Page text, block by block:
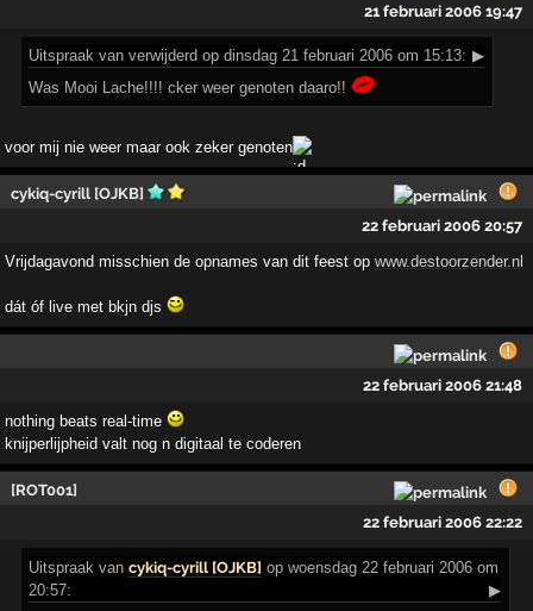
21 februari 2006 19:47
Uitspraak van verwijderd op dinsdag 21 februari 2006 om 15:13: ▶
Was Mooi Lache!!!! cker weer genoten daaro!!
voor mij nie weer maar ook zeker genoten
cykiq-cyrill [OJKB]
22 februari 2006 20:57
Vrijdagavond misschien de opnames van dit feest op www.destoorzender.nl
dát óf live met bkjn djs
22 februari 2006 21:48
nothing beats real-time
knijperlijpheid valt nog n digitaal te coderen
[ROT001]
22 februari 2006 22:22
Uitspraak vancykiq-cyrill [OJKB] op woensdag 22 februari 2006 om
20:57:
▶